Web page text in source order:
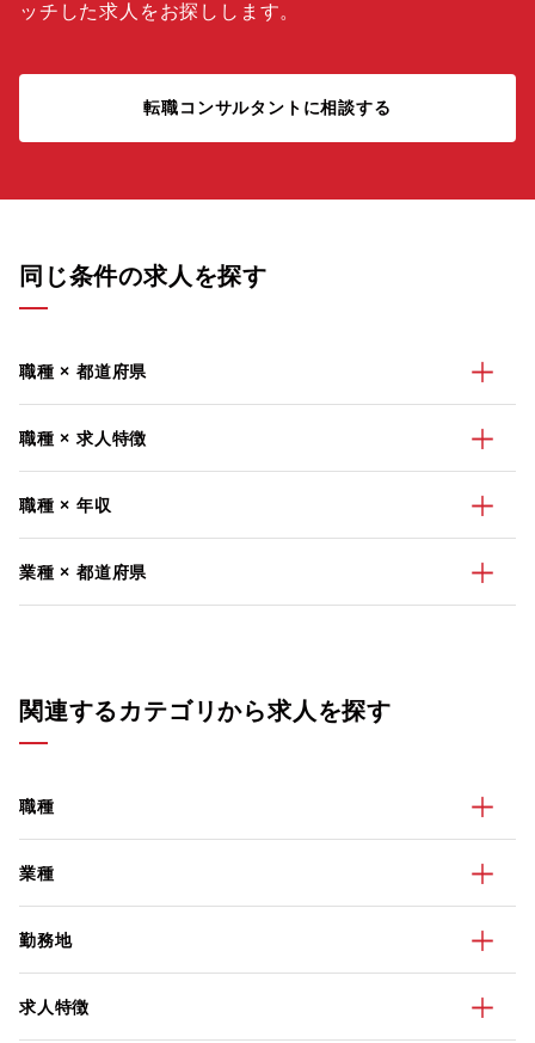
ッチした求人をお探しします。
転職コンサルタントに相談する
同じ条件の求人を探す
職種 × 都道府県
職種 × 求人特徴
職種 × 年収
業種 × 都道府県
関連するカテゴリから求人を探す
職種
業種
勤務地
求人特徴